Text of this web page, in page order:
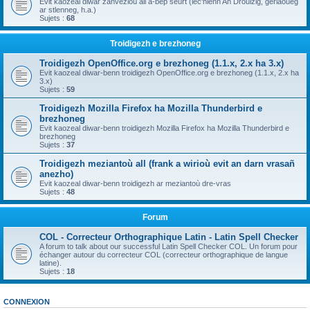
ar stlenneg, h.a.)
Sujets : 68
Troidigezh e brezhoneg
Troidigezh OpenOffice.org e brezhoneg (1.1.x, 2.x ha 3.x)
Evit kaozeal diwar-benn troidigezh OpenOffice.org e brezhoneg (1.1.x, 2.x ha
3.x)
Sujets : 59
Troidigezh Mozilla Firefox ha Mozilla Thunderbird e
brezhoneg
Evit kaozeal diwar-benn troidigezh Mozilla Firefox ha Mozilla Thunderbird e
brezhoneg
Sujets : 37
Troidigezh meziantoù all (frank a wirioù evit an darn vrasañ
anezho)
Evit kaozeal diwar-benn troidigezh ar meziantoù dre-vras
Sujets : 48
Forum
COL - Correcteur Orthographique Latin - Latin Spell Checker
A forum to talk about our successful Latin Spell Checker COL. Un forum pour
échanger autour du correcteur COL (correcteur orthographique de langue
latine).
Sujets : 18
CONNEXION